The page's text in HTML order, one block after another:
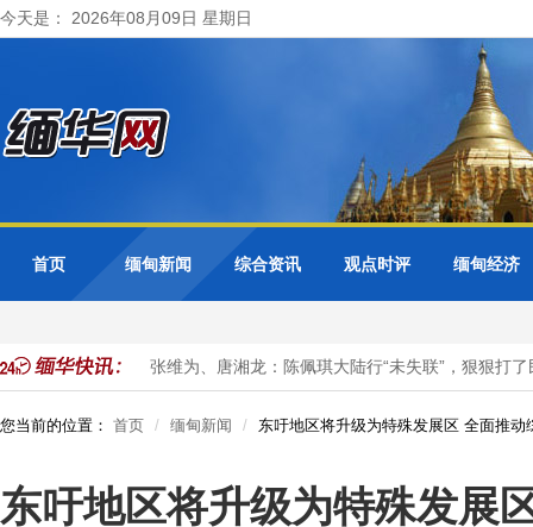
今天是： 2026年08月09日 星期日
首页 缅甸新闻 综合资讯 观点时评 缅甸经济
合作会议 张维为、唐湘龙：陈佩琪大陆行“未失联”，狠狠打了
您当前的位置： 首页 缅甸新闻 东吁地区将升级为特殊发展区 全面推动
东吁地区将升级为特殊发展